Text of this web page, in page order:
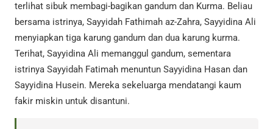
terlihat sibuk membagi-bagikan gandum dan Kurma. Beliau
bersama istrinya, Sayyidah Fathimah az-Zahra, Sayyidina Ali
menyiapkan tiga karung gandum dan dua karung kurma.
Terihat, Sayyidina Ali memanggul gandum, sementara
istrinya Sayyidah Fatimah menuntun Sayyidina Hasan dan
Sayyidina Husein. Mereka sekeluarga mendatangi kaum
fakir miskin untuk disantuni.